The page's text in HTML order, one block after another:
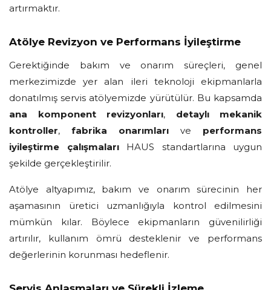
artırmaktır.
Atölye Revizyon ve Performans İyileştirme
Gerektiğinde bakım ve onarım süreçleri, genel
merkezimizde yer alan ileri teknoloji ekipmanlarla
donatılmış servis atölyemizde yürütülür. Bu kapsamda
ana komponent revizyonları, detaylı mekanik
kontroller, fabrika onarımları ve performans
iyileştirme çalışmalarıHAUS standartlarına uygun
şekilde gerçekleştirilir.
Atölye altyapımız, bakım ve onarım sürecinin her
aşamasının üretici uzmanlığıyla kontrol edilmesini
mümkün kılar. Böylece ekipmanların güvenilirliği
artırılır, kullanım ömrü desteklenir ve performans
değerlerinin korunması hedeflenir.